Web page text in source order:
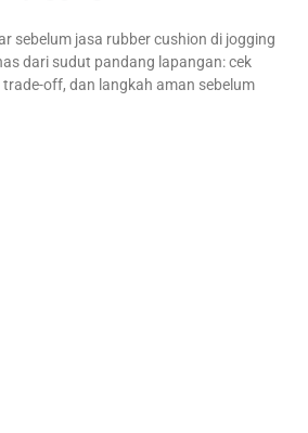
sebelum jasa rubber cushion di jogging
dari sudut pandang lapangan: cek
trade-off, dan langkah aman sebelum